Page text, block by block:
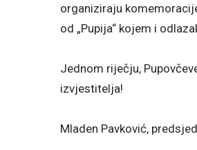
organiziraju
od „Pupija“ kojem i
Jednom riječju,
izvjestitelja!
Mladen Pavković,